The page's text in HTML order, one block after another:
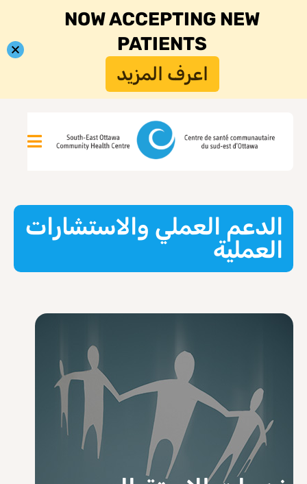
الدعم العملي والاستشارات
العملية
NOW ACCEPTING NEW
PATIENTS
اعرف المزيد